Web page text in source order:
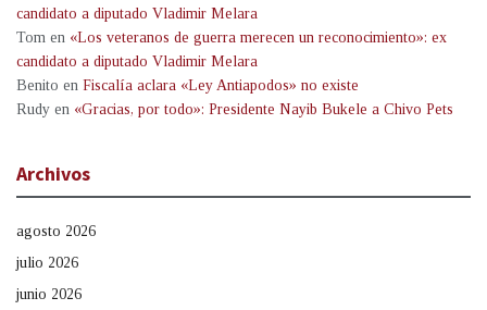
candidato a diputado Vladimir Melara
Tom en «Los veteranos de guerra merecen un reconocimiento»: ex
candidato a diputado Vladimir Melara
Benito en Fiscalía aclara «Ley Antiapodos» no existe
Rudy en «Gracias, por todo»: Presidente Nayib Bukele a Chivo Pets
Archivos
agosto 2026
julio 2026
junio 2026